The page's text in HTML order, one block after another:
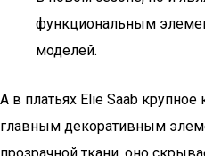
функциональным
моделей.
А в платьях Elie Saab
главным декоративным